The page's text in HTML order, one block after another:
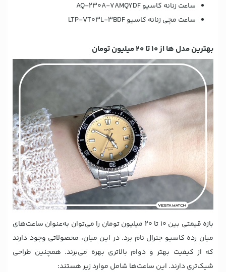
ساعت زنانه کاسیو AQ-230A-7AMQYDF
ساعت مچی زنانه کاسیو LTP-VT03L-3BDF
بهترین مدل ها از 10 تا 20 میلیون تومان
بازه قیمتی بین 10 تا 20 میلیون تومان را می‌توان به‌عنوان ساعت‌های
میان رده کاسیو جنرال نام برد. در این میان، محصولاتی وجود دارند
که از کیفیت بهتر و دوام بالاتری بهره می‌برند. همچنین طراحی
شیک‌تری دارند. این ساعت‌ها شامل موارد زیر هستند: